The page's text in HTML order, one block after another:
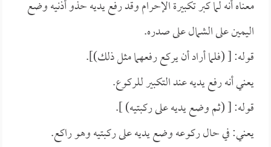
معناه أنه لما كبر تكبيرة الإحرام وقد رفع يديه حذو أذنيه وضع
اليمين على الشمال على صدره.
قوله: [ (فلما أراد أن يركع رفعهما مثل ذلك)].
يعني أنه رفع يديه عند التكبير للركوع.
قوله: [ (ثم وضع يديه على ركبتيه) ].
يعني: في حال ركوعه وضع يديه على ركبتيه وهو راكع.